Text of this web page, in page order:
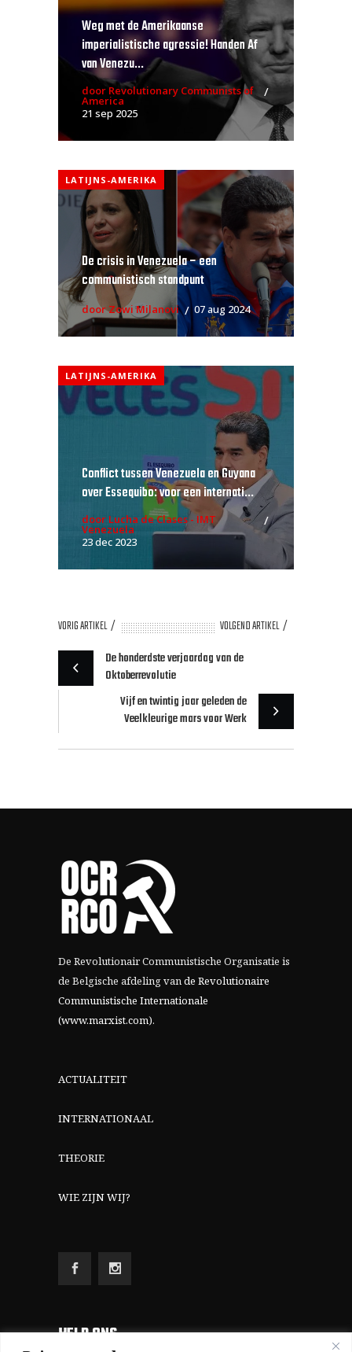
Weg met de Amerikaanse
imperialistische agressie! Handen Af
van Venezu...
door Revolutionary Communists of
America
21 sep 2025
LATIJNS-AMERIKA
De crisis in Venezuela – een
communistisch standpunt
door Zowi Milanovi 07 aug 2024
LATIJNS-AMERIKA
Conflict tussen Venezuela en Guyana
over Essequibo: voor een internati...
door Lucha de Clases - IMT
Venezuela
23 dec 2023
VORIG ARTIKEL
VOLGEND ARTIKEL
De honderdste verjaardag van de
Oktoberrevolutie
Vijf en twintig jaar geleden de
Veelkleurige mars voor Werk
De Revolutionair Communistische Organisatie is
de Belgische afdeling vande Revolutionaire
Communistische Internationale
(www.marxist.com).
ACTUALITEIT
INTERNATIONAAL
THEORIE
WIE ZIJN WIJ?
HELP ONS